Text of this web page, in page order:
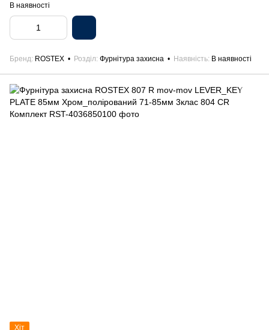
В наявності
Бренд ROSTEX Розділ Фурнітура захисна Наявність В наявності
Хіт